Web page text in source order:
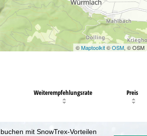
©Maptoolkit©OSM, © OSM
Weiterempfehlungsrate Preis
mit SnowTrex-Vorteilen